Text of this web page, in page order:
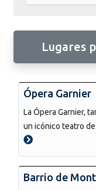
Lugares
Ópera Garnier
La Ópera Garnier,
un icónico teatro
Barrio de